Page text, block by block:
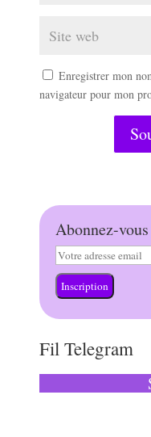
Abonnez-
Inscription
Fil Telegram
Enregistrer mon
navigateur pour mon